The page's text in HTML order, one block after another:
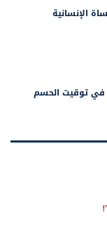
الإنسانية
في توقيت الحسم